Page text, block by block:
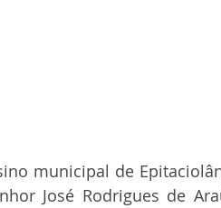
municipal de
José Rodrigues de